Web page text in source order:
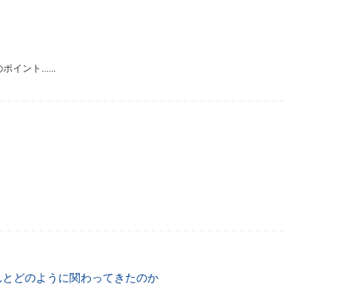
イント......
どのように関わってきたのか